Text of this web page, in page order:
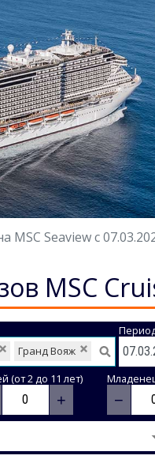
Seaview с
MSC
Гранд Вояж
(от 2 до 11 лет)
+ −